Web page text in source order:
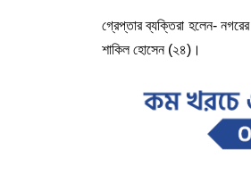
গ্রেপ্তার ব্যক্তিরা হলেন-নগরের
শাকিল হোসেন(২৪) ।